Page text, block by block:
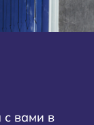
вами в